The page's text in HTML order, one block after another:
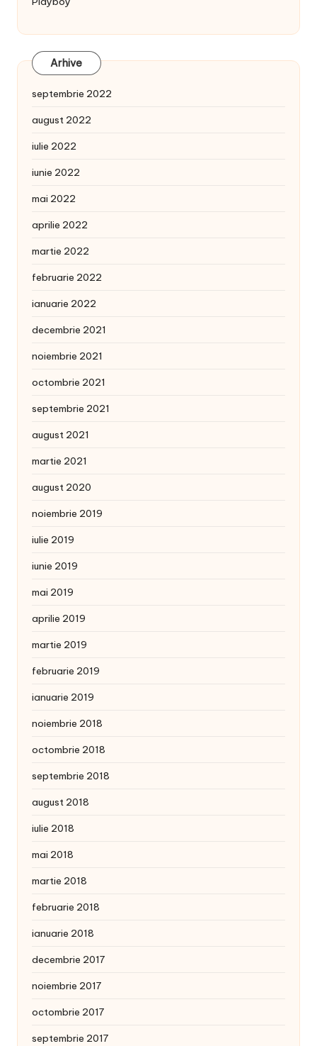
Arhive
septembrie 2022
august 2022
iulie 2022
iunie 2022
mai 2022
aprilie 2022
martie 2022
februarie 2022
ianuarie 2022
decembrie 2021
noiembrie 2021
octombrie 2021
septembrie 2021
august 2021
martie 2021
august 2020
noiembrie 2019
iulie 2019
iunie 2019
mai 2019
aprilie 2019
martie 2019
februarie 2019
ianuarie 2019
noiembrie 2018
octombrie 2018
septembrie 2018
august 2018
iulie 2018
mai 2018
martie 2018
februarie 2018
ianuarie 2018
decembrie 2017
noiembrie 2017
octombrie 2017
septembrie 2017